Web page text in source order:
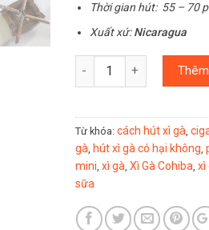
Thời gian hút: 55 – 70
Xuất xứ:Nicaragua
Số lượng
Từ khóa: cách hút xì gà
gà hút xì gà có hại không
mini xì gà Xì Gà Cohiba xì
sữa